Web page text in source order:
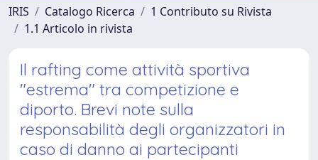
IRIS Catalogo Ricerca
1 Contributo su Rivista
1.1 Articolo in rivista
Il rafting come attività sportiva
"estrema" tra competizione e
diporto. Brevi note sulla
responsabilità degli organizzatori in
caso di danno ai partecipanti